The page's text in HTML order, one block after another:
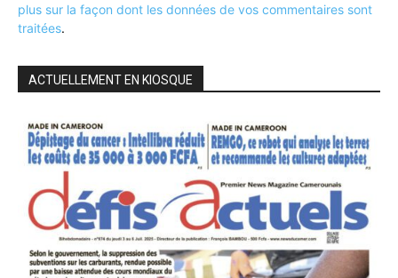
plus sur la façon dont les données de vos commentaires sont
traitées.
ACTUELLEMENT EN KIOSQUE